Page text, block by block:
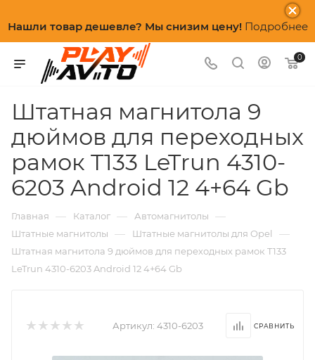
Нашли товар дешевле? Мы снизим цену! Подробнее
0
Штатная магнитола 9
дюймов для переходных
рамок T133 LeTrun 4310-
6203 Android 12 4+64 Gb
Главная — Каталог — Автомагнитолы —
Штатные магнитолы — Штатные магнитолы для Opel —
Штатная магнитола 9 дюймов для переходных рамок T133
LeTrun 4310-6203 Android 12 4+64 Gb
Артикул: 4310-6203